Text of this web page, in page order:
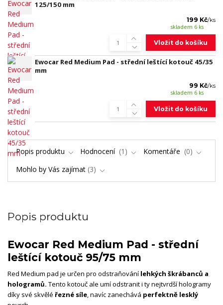
125/150 mm
199 Kč/ks
skladem 6 ks
Vložit do košíku
Ewocar Red Medium Pad - střední leštící kotouč 45/35
mm
99 Kč/ks
skladem 6 ks
Vložit do košíku
Popis produktu Hodnocení 1 Komentáře
0
Mohlo by Vás zajímat 3
Popis produktu
Ewocar Red Medium Pad - střední
leštící kotouč 95/75 mm
Red Medium pad je určen pro odstraňování lehkých škrábanců a
hologramů. Tento kotouč ale umí odstranit i ty nejtvrdší hologramy
díky své skvělé řezné síle, navíc zanechává perfektně lesklý